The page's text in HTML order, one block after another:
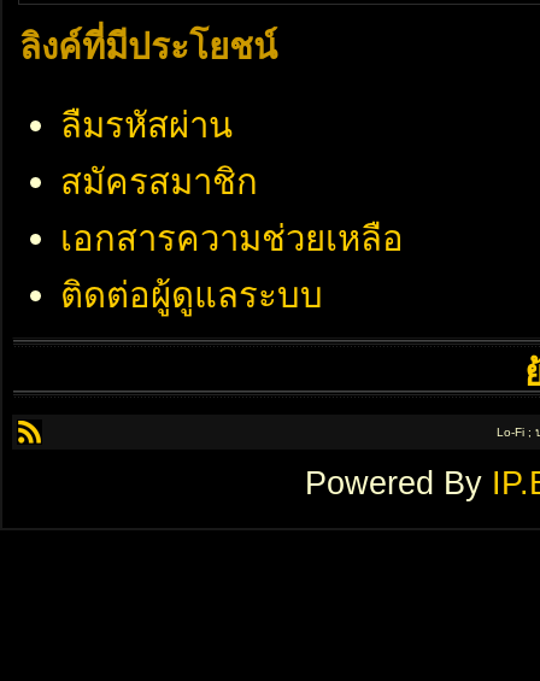
ลิงค์ที่มีประโยชน์
ลืมรหัสผ่าน
สมัครสมาชิก
เอกสารความช่วยเหลือ
ติดต่อผู้ดูแลระบบ
Lo-Fi ;
Powered By